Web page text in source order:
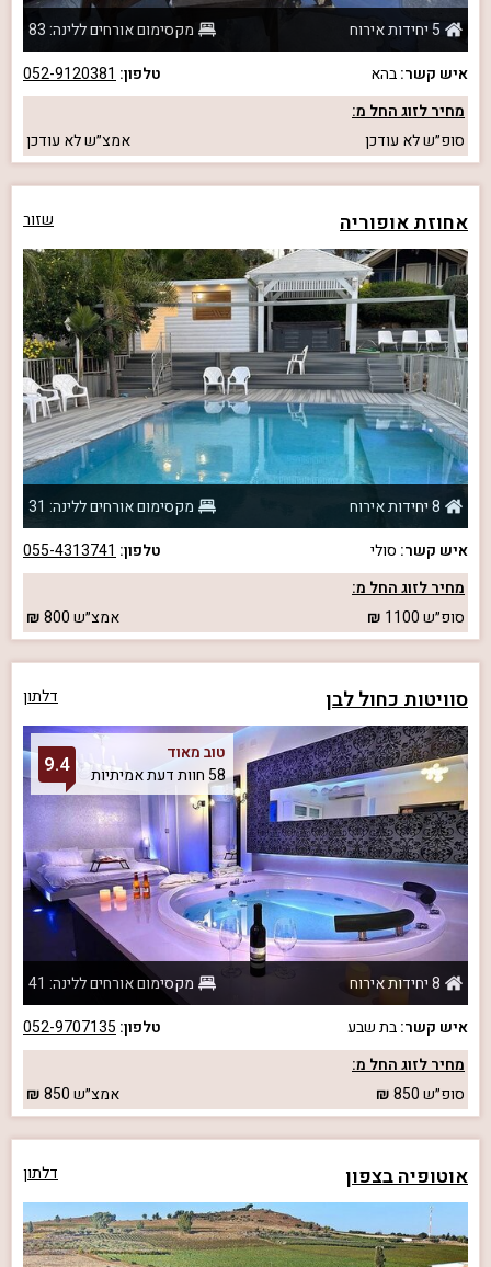
5 יחידות אירוח
מקסימום אורחים ללינה: 83
איש קשר:בהא טלפון: 052-9120381
מחיר לזוג החל מ:
סופ״שלא עודכן אמצ״שלא עודכן
אחוזת אופוריה שזור
8 יחידות אירוח
מקסימום אורחים ללינה: 31
איש קשר: סולי טלפון: 055-4313741
מחיר לזוג החל מ:
סופ״ש1100 אמצ״ש800
סוויטות כחול לבן דלתון
טוב מאוד
58 חוות דעת אמיתיות
9.4
8 יחידות אירוח
מקסימום אורחים ללינה: 41
איש קשר:בת שבע טלפון: 052-9707135
מחיר לזוג החל מ:
סופ״ש850 אמצ״ש850
אוטופיה בצפון דלתון